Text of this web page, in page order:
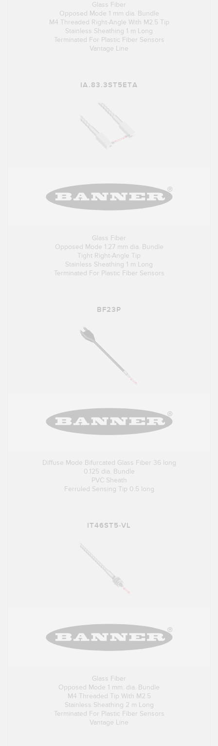
Glass Fiber
Opposed Mode 1 mm dia. Bundle
M4 Threaded Right-Angle With M2.5 Tip
Stainless Sheathing 1 m Long
Terminated For Plastic Fiber Sensors
Vantage Line
IA.83.3ST5ETA
Glass Fiber
Opposed Mode 1.27 mm dia. Bundle
Tight Right-Angle Tip
Stainless Sheathing 1 m Long
Terminated For Plastic Fiber Sensors
BF23P
Diffuse Mode Bifurcated Glass Fiber 36 long
0.125 dia. Bundle
PVC Sheath
Ferruled Sensing Tip 0.5 long
IT46ST5-VL
Glass Fiber
Opposed Mode 1 mm. dia. Bundle
M4 Threaded Tip With M2.5
Stainless Sheathing 2 m Long
Terminated For Plastic Fiber Sensors
Vantage Line